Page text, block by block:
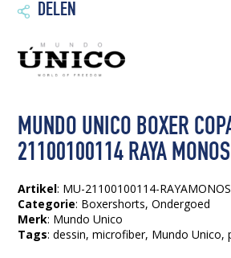
 DELEN
MUNDO UNICO BOXER
21100100114 RAYA MONOS
Artikel: MU-21100100114-RAYAMONOS
Categorie: Boxershorts,Ondergoed
Merk: Mundo Unico
Tags:dessin, microfiber, Mundo Unico,